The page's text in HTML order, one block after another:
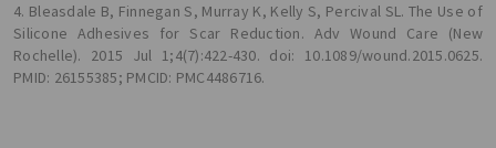
4. Bleasdale B, Finnegan S, Murray K, Kelly S, Percival SL. The Use of
Silicone Adhesives for Scar Reduction. Adv Wound Care (New
Rochelle). 2015 Jul 1;4(7):422-430. doi: 10.1089/wound.2015.0625.
PMID: 26155385; PMCID: PMC4486716.